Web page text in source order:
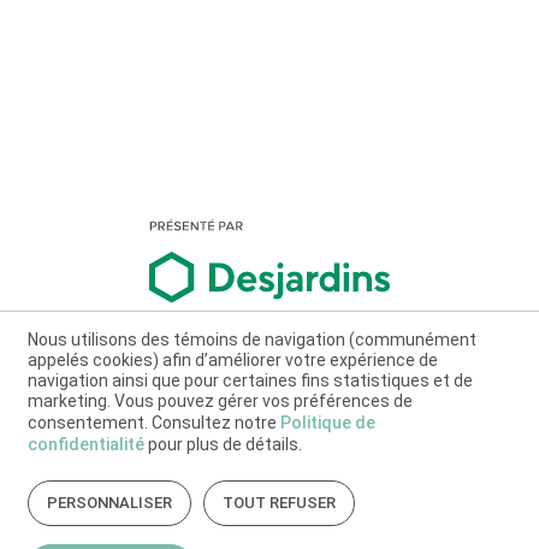
Nous utilisons des témoins de navigation (communément
appelés cookies) afin d’améliorer votre expérience de
navigation ainsi que pour certaines fins statistiques et de
marketing. Vous pouvez gérer vos préférences de
consentement. Consultez notre Politique de
confidentialitépour plus de détails.
PERSONNALISER TOUT REFUSER